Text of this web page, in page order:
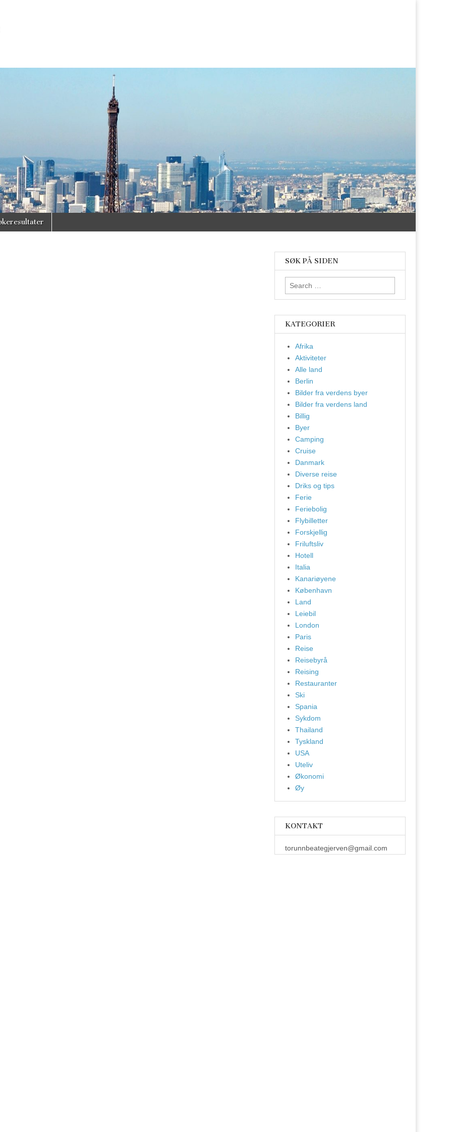
SØK PÅ SIDEN
Search
for:
KATEGORIER
Afrika
Aktiviteter
Alle land
Berlin
Bilder fra verdens byer
Bilder fra verdens land
Billig
Byer
Camping
Cruise
Danmark
Diverse reise
Driks og tips
Ferie
Feriebolig
Flybilletter
Forskjellig
Friluftsliv
Hotell
Italia
Kanariøyene
København
Land
Leiebil
London
Paris
Reise
Reisebyrå
Reising
Restauranter
Ski
Spania
Sykdom
Thailand
Tyskland
USA
Uteliv
Økonomi
Øy
KONTAKT
torunnbeategjerven@gmail.com